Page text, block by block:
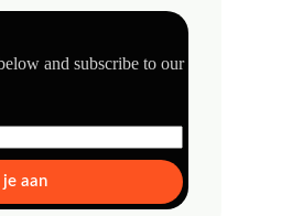
and subscribe to our
je aan